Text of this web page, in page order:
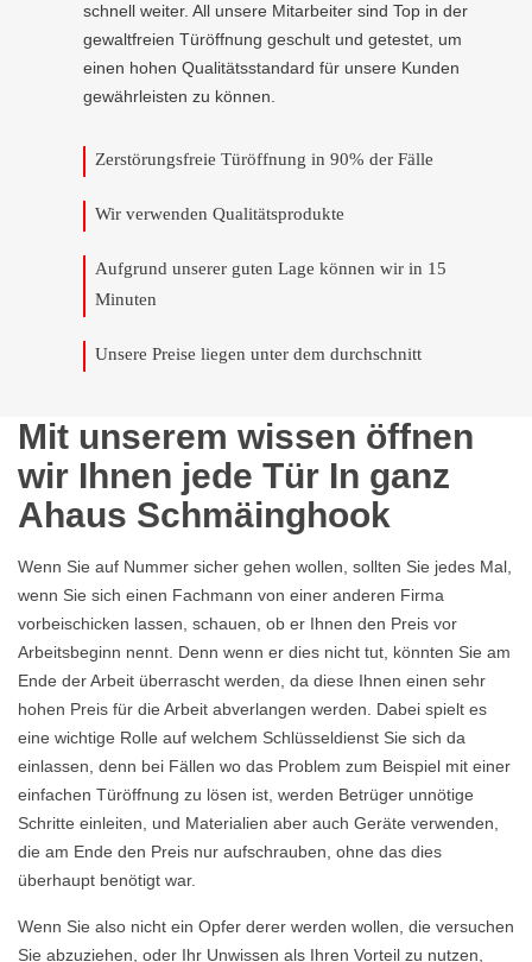
schnell weiter. All unsere Mitarbeiter sind Top in der
gewaltfreien Türöffnung geschult und getestet, um
einen hohen Qualitätsstandard für unsere Kunden
gewährleisten zu können.
Zerstörungsfreie Türöffnung in 90% der Fälle
Wir verwenden Qualitätsprodukte
Aufgrund unserer guten Lage können wir in 15
Minuten
Unsere Preise liegen unter dem durchschnitt
Mit unserem wissen öffnen
wir Ihnen jede Tür In ganz
Ahaus Schmäinghook
Wenn Sie auf Nummer sicher gehen wollen, sollten Sie jedes Mal,
wenn Sie sich einen Fachmann von einer anderen Firma
vorbeischicken lassen, schauen, ob er Ihnen den Preis vor
Arbeitsbeginn nennt. Denn wenn er dies nicht tut, könnten Sie am
Ende der Arbeit überrascht werden, da diese Ihnen einen sehr
hohen Preis für die Arbeit abverlangen werden. Dabei spielt es
eine wichtige Rolle auf welchem Schlüsseldienst Sie sich da
einlassen, denn bei Fällen wo das Problem zum Beispiel mit einer
einfachen Türöffnung zu lösen ist, werden Betrüger unnötige
Schritte einleiten, und Materialien aber auch Geräte verwenden,
die am Ende den Preis nur aufschrauben, ohne das dies
überhaupt benötigt war.
Wenn Sie also nicht ein Opfer derer werden wollen, die versuchen
Sie abzuziehen, oder Ihr Unwissen als Ihren Vorteil zu nutzen,